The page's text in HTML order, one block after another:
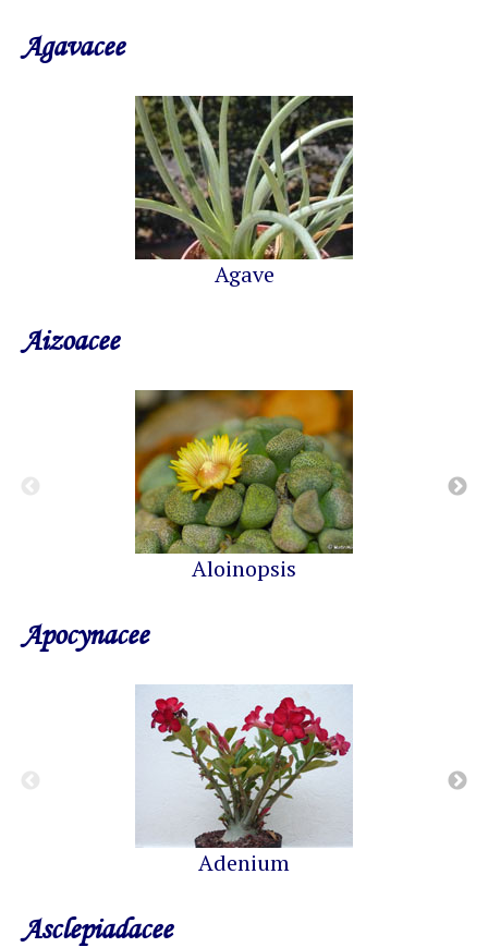
Agavacee
Agave
Aizoacee
Aloinopsis
Apocynacee
Adenium
Asclepiadacee